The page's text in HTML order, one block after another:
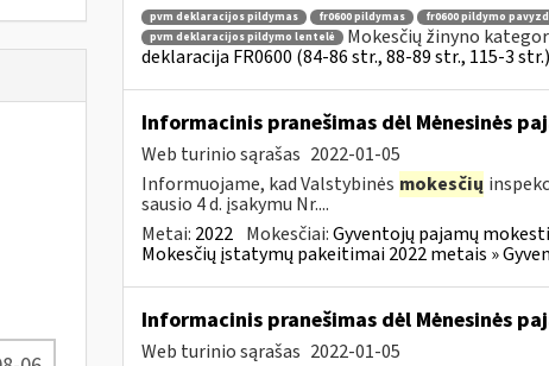
pvm deklaracijos pildymas fr0600 pildymas fr0600 pildymo
pvm deklaracijos pildymo lentelė
Mokesčių žinyno
deklaracija FR0600 (84-86 str., 88-89 str., 115-3 str.)
Informacinis pranešimas dėl Mėnesinės
Web turinio sąrašas 2022-01-05
Informuojame, kad Valstybinės mokesčių
sausio 4 d. įsakymu Nr....
Metai: 2022 Mokesčiai:Gyventojų pajamų
Mokesčių įstatymų pakeitimai 2022 metais »
Informacinis pranešimas dėl Mėnesinės
Web turinio sąrašas 2022-01-05